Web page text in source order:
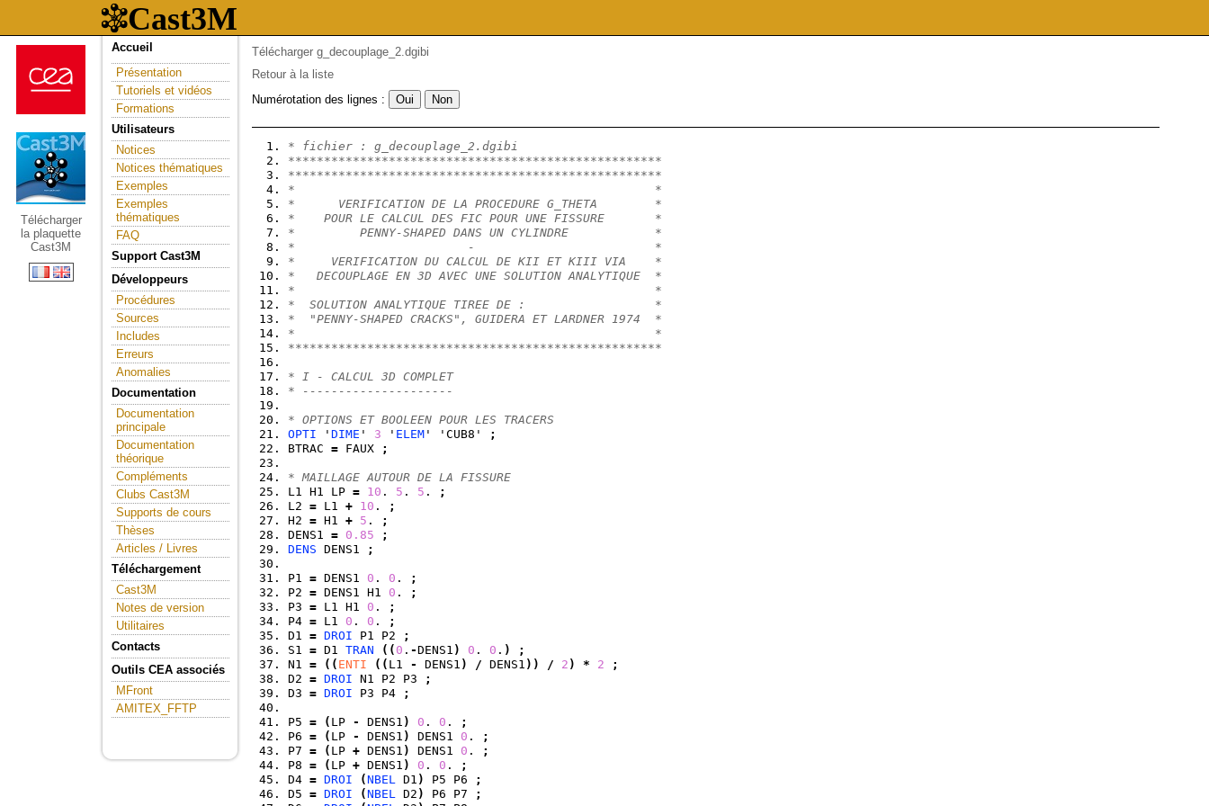
Télécharger
la plaquette
Cast3M
Accueil
Présentation
Tutoriels et vidéos
Formations
Utilisateurs
Notices
Notices thématiques
Exemples
Exemples
thématiques
FAQ
Support Cast3M
Développeurs
Procédures
Sources
Includes
Erreurs
Anomalies
Documentation
Documentation
principale
Documentation
théorique
Compléments
Clubs Cast3M
Supports de cours
Thèses
Articles / Livres
Téléchargement
Cast3M
Notes de version
Utilitaires
Contacts
Outils CEA associés
MFront
AMITEX_FFTP
Télécharger g_decouplage_2.dgibi
Retour à la liste
Numérotation des lignes :
* fichier : g_decouplage_2.dgibi
****************************************************
****************************************************
*                                                  *
*      VERIFICATION DE LA PROCEDURE G_THETA        *
*    POUR LE CALCUL DES FIC POUR UNE FISSURE       *
*         PENNY-SHAPED DANS UN CYLINDRE            *
*                        -                         *
*     VERIFICATION DU CALCUL DE KII ET KIII VIA    *
*   DECOUPLAGE EN 3D AVEC UNE SOLUTION ANALYTIQUE  *
*                                                  *
*  SOLUTION ANALYTIQUE TIREE DE :                  *
*  "PENNY-SHAPED CRACKS", GUIDERA ET LARDNER 1974  *
*                                                  *
****************************************************
* I - CALCUL 3D COMPLET
* ---------------------
* OPTIONS ET BOOLEEN POUR LES TRACERS
OPTI ' DIME ' 3 ' ELEM ' 'CUB8'
;
BTRAC = FAUX ;
* MAILLAGE AUTOUR DE LA FISSURE
L1 H1 LP = 10 . 5 . 5 .
;
L2 = L1 + 10 .
;
H2 = H1 + 5 .
;
DENS1 = 0.85
;
DENS DENS1 ;
P1 = DENS1 0 . 0 .
;
P2 = DENS1 H1 0 .
;
P3 = L1 H1 0 .
;
P4 = L1 0 . 0 .
;
D1 = DROI P1 P2
;
S1 = D1 TRAN ( ( 0 . -DENS1 ) 0 . 0 . )
;
N1 = ( ( ENTI ( ( L1 - DENS1 ) / DENS1 ) ) / 2 ) * 2
;
D2 = DROI N1 P2 P3
;
D3 = DROI P3 P4 ;
P5 = ( LP - DENS1 ) 0 . 0 .
;
P6 = ( LP - DENS1 ) DENS1 0 .
;
P7 = ( LP + DENS1 ) DENS1 0 .
;
P8 = ( LP + DENS1 ) 0 . 0 .
;
D4 = DROI (NBEL D1 ) P5 P6
;
D5 = DROI (NBEL D2 ) P6 P7
;